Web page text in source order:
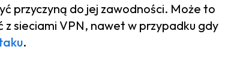
przyczyną do jej zawodności. Może to
z sieciami VPN, nawet w przypadku gdy
.